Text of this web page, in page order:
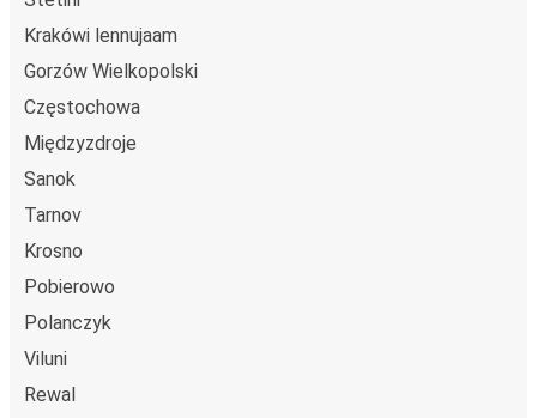
Krakówi lennujaam
Gorzów Wielkopolski
Częstochowa
Międzyzdroje
Sanok
Tarnov
Krosno
Pobierowo
Polanczyk
Viluni
Rewal